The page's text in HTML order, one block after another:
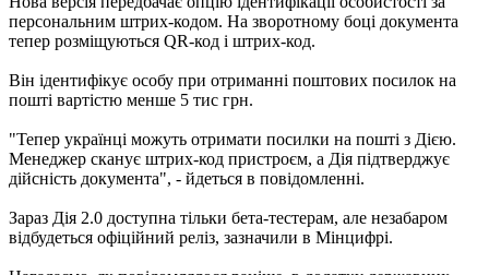
персональним штрих-кодом. На зворотному боці документа
тепер розміщуються QR-код і штрих-код.
Він ідентифікує особу при отриманні поштових посилок на
пошті вартістю менше 5 тис грн.
"Тепер українці можуть отримати посилки на пошті з Дією.
Менеджер сканує штрих-код пристроєм, а Дія підтверджує
дійсність документа", - йдеться в повідомленні.
Зараз Дія 2.0 доступна тільки бета-тестерам, але незабаром
відбудеться офіційний реліз, зазначили в Мінцифрі.